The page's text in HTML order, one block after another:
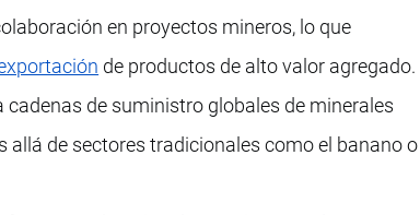
en proyectos mineros, lo que
de productos de alto valor agregado.
cadenas de suministro globales de minerales
de sectores tradicionales como el banano o